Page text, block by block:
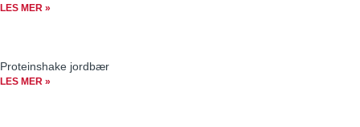
LES MER »
Proteinshake jordbær
LES MER »